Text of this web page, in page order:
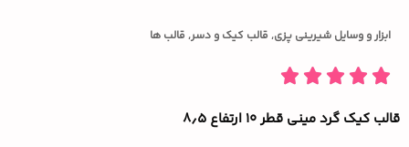
ابزار و وسایل شیرینی پزی, قالب کیک و دسر, قالب ها
قالب کیک گرد مینی قطر ۱۰ ارتفاع ۸٫۵